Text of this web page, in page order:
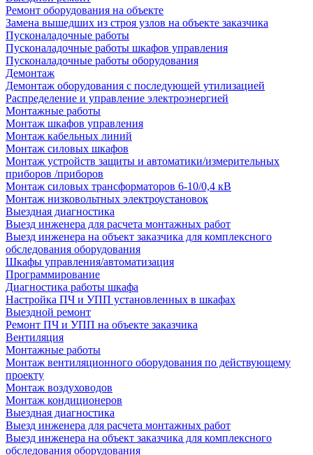
Ремонт оборудования на объекте
Замена вышедших из строя узлов на объекте заказчика
Пусконаладочные работы
Пусконаладочные работы шкафов управления
Пусконаладочные работы оборудования
Демонтаж
Демонтаж оборудования с последующей утилизацией
Распределение и управление электроэнергией
Монтажные работы
Монтаж шкафов управления
Монтаж кабельных линий
Монтаж силовых шкафов
Монтаж устройств защиты и автоматики/измерительных
приборов /приборов
Монтаж силовых трансформаторов 6-10/0,4 кВ
Монтаж низковольтных электроустановок
Выездная диагностика
Выезд инженера для расчета монтажных работ
Выезд инженера на объект заказчика для комплексного
обследования оборудования
Шкафы управления/автоматизация
Программирование
Диагностика работы шкафа
Настройка ПЧ и УПП установленных в шкафах
Выездной ремонт
Ремонт ПЧ и УПП на объекте заказчика
Вентиляция
Монтажные работы
Монтаж вентиляционного оборудования по действующему
проекту
Монтаж воздуховодов
Монтаж кондиционеров
Выездная диагностика
Выезд инженера для расчета монтажных работ
Выезд инженера на объект заказчика для комплексного
обследования оборудования